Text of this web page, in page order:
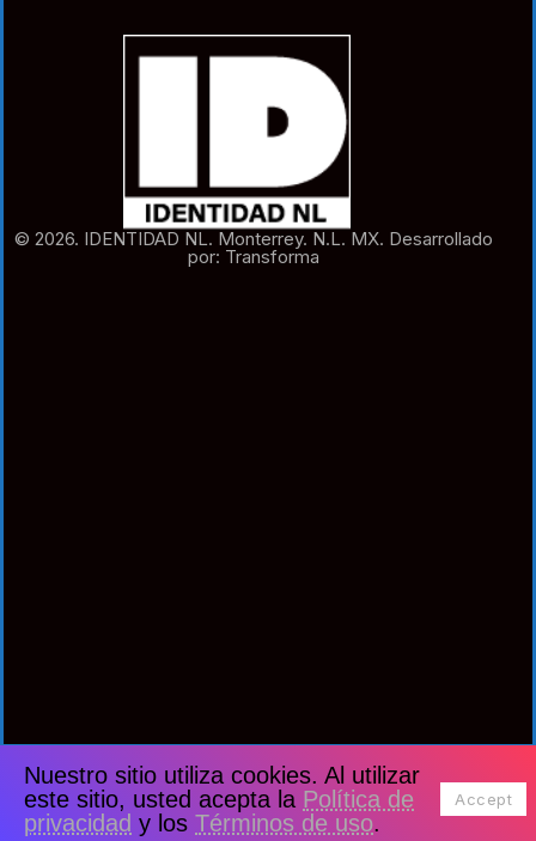
© 2026. IDENTIDAD NL. Monterrey. N.L. MX. Desarrollado
por: Transforma
Nuestro sitio utiliza cookies. Al utilizar
este sitio, usted acepta la Política de
privacidad y los Términos de uso.
Accept